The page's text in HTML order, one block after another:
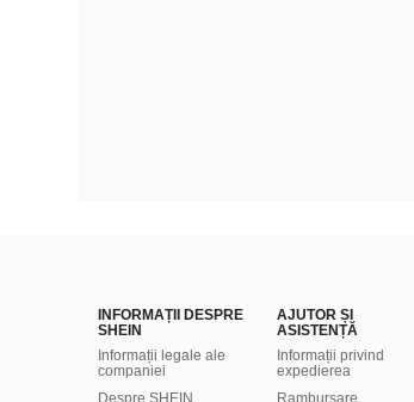
INFORMAȚII DESPRE
SHEIN
Informații legale ale
companiei
Despre SHEIN
AJUTOR ȘI
ASISTENȚĂ
Informații privind
expedierea
Rambursare